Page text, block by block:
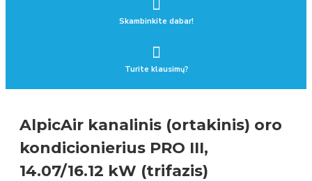
Skambinkite dabar!
Turite klausimų?
AlpicAir kanalinis (ortakinis) oro
kondicionierius PRO III,
14.07/16.12 kW (trifazis)